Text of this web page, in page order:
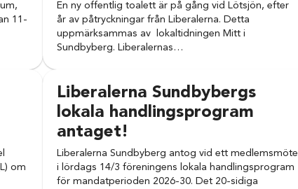
11-
En ny offentlig toalett är på gång vid Lötsjön, efter
år av påtryckningar från Liberalerna. Detta
uppmärksammas av lokaltidningen Mitt i
Sundbyberg. Liberalernas…
om
Liberalerna Sundbybergs
lokala handlingsprogram
antaget!
Liberalerna Sundbyberg antog vid ett medlemsmöte
i lördags 14/3 föreningens lokala handlingsprogram
för mandatperioden 2026-30. Det 20-sidiga